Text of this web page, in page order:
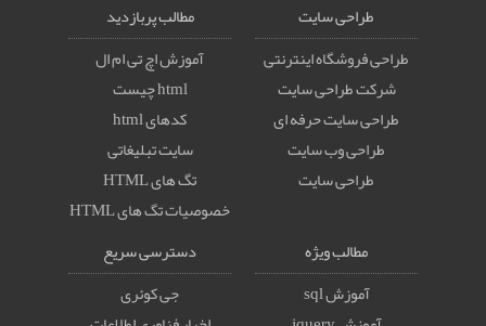
طراحی سایت
طراحی فروشگاه اینترنتی
شرکت طراحی سایت
طراحی سایت حرفه ای
طراحی وب سایت
طراحی سایت
مطالب پربازدید
آموزش اچ تی ام ال
html چیست
کدهای html
سایت تبلیغاتی
تگ های HTML
خصوصيات تگ های HTML
مطالب ویژه
آموزش sql
دسترسی سریع
جی کوئری